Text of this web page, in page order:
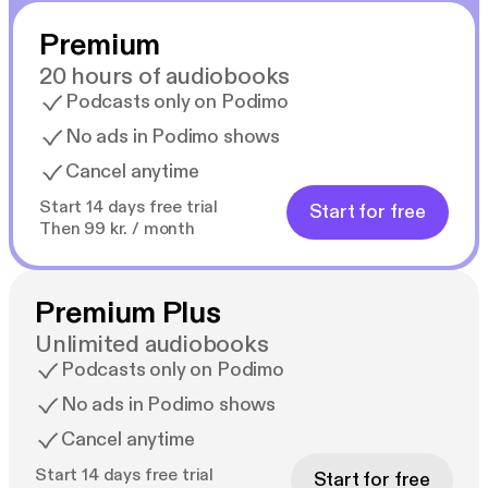
"'Snestormen' med sine hæsblæsende plottwists og
uafbrudte spænding er alt det, en god thriller skal
være. Jeg kunne ikke – jeg gentager – kunne ikke
lægge den fra mig!" - Tess Gerritsen
"'Snestormen' er en hæsblæsende og følelsesfuld
psykologisk thriller, der viser Freida McFaddens
fortællinger. Med sine veludviklede karakterer, sit
komplekse plot og sin udforskning af tillid og
forræderi mellem mennesker udgør romanen en
fuldstændig overbevisende og opslugende
læseoplevelse." - Library Digital Pantheon
"Fortællingens hurtige tempo og hyppige
Premium
20 hours of audiobooks
Podcasts only on Podimo
No ads in Podimo shows
Cancel anytime
Start 14 days free trial
Then 99 kr. / month
Start for free
Premium Plus
Unlimited audiobooks
Podcasts only on Podimo
No ads in Podimo shows
Cancel anytime
Start 14 days free trial
Start for free